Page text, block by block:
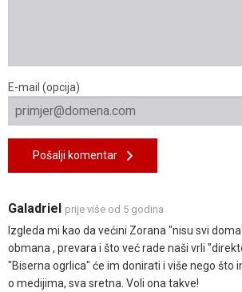
E-mail (opcija)
Pošalji komentar
Galadriel prije više od 5 godina
Izgleda mi kao da većini Zorana "nisu svi
obmana , prevara i što već rade naši vrli
"Biserna ogrlica" će im donirati i više nego što
o medijima, sva sretna. Voli ona takve!